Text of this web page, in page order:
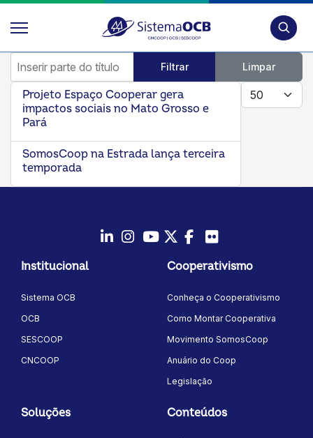
Inserir parte do título
Filtrar Limpar
Mostrar #
Projeto Espaço Cooperar gera
impactos sociais no Mato Grosso e
Pará
SomosCoop na Estrada lança terceira
temporada
Instagram
YoutubeTwitter/X
Facebook
Institucional
Sistema OCB
OCB
SESCOOP
CNCOOP
Cooperativismo
Conheça o Cooperativismo
Como Montar Cooperativa
Movimento SomosCoop
Anuário do Coop
Legislação
Soluções Conteúdos